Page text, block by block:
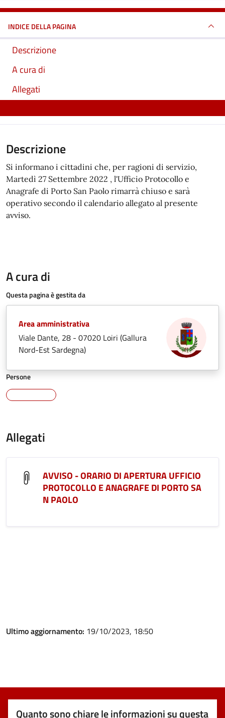
INDICE DELLA PAGINA
Descrizione
A cura di
Allegati
Descrizione
Si informano i cittadini che, per ragioni di servizio,
Martedì 27 Settembre 2022 , l'Ufficio Protocollo e
Anagrafe di Porto San Paolo rimarrà chiuso e sarà
operativo secondo il calendario allegato al presente
avviso.
A cura di
Questa pagina è gestita da
Area amministrativa
Viale Dante, 28 - 07020 Loiri (Gallura
Nord-Est Sardegna)
Persone
Allegati
AVVISO - ORARIO DI APERTURA UFFICIO
PROTOCOLLO E ANAGRAFE DI PORTO SA
N PAOLO
Ultimo aggiornamento: 19/10/2023, 18:50
Quanto sono chiare le informazioni su questa